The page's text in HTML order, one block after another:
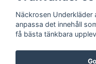
Sociala medier
Näckrosen
anpassa det innehåll
få bästa tänkbara